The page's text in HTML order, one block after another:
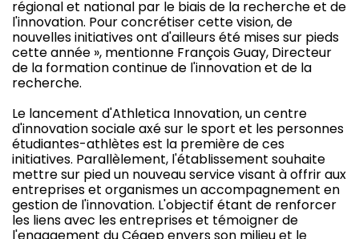
régional et national par le biais de la recherche et de
l'innovation. Pour concrétiser cette vision, de
nouvelles initiatives ont d'ailleurs été mises sur pieds
cette année », mentionne François Guay, Directeur
de la formation continue de l'innovation et de la
recherche.
Le lancement d'Athletica Innovation, un centre
d'innovation sociale axé sur le sport et les personnes
étudiantes-athlètes est la première de ces
initiatives. Parallèlement, l'établissement souhaite
mettre sur pied un nouveau service visant à offrir aux
entreprises et organismes un accompagnement en
gestion de l'innovation. L'objectif étant de renforcer
les liens avec les entreprises et témoigner de